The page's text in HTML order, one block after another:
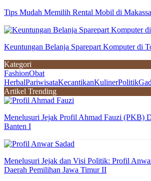
Tips Mudah Memilih Rental Mobil di
Keuntungan Belanja Sparepart Komputer di
Kategori
FashionObat
HerbalPariwisataKecantikanKulinerPolitik
Artikel Trending
Menelusuri Jejak Profil Ahmad Fauzi (PKB)
Banten I
Menelusuri Jejak dan Visi Politik: Profil
Daerah Pemilihan Jawa Timur II